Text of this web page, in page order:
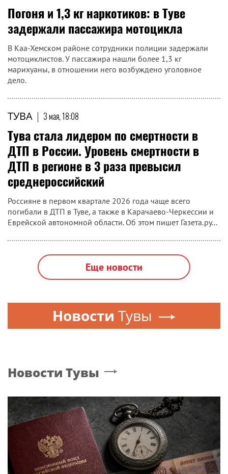
Погоня и 1,3 кг наркотиков: в Туве
задержали пассажира мотоцикла
В Каа-Хемском районе сотрудники полиции задержали
мотоциклистов. У пассажира нашли более 1,3 кг
марихуаны, в отношении него возбуждено уголовное
дело.
ТУВА | 3 мая, 18:08
Тува стала лидером по смертности в
ДТП в России. Уровень смертности в
ДТП в регионе в 3 раза превысил
среднероссийский
Россияне в первом квартале 2026 года чаще всего
погибали в ДТП в Туве, а также в Карачаево-Черкессии и
Еврейской автономной области. Об этом пишет Газета.ру...
Еще новости
Новости Тувы
Новости Тувы